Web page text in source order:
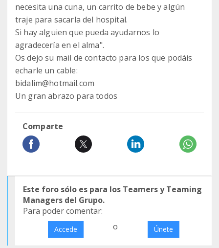
necesita una cuna, un carrito de bebe y algún
traje para sacarla del hospital.
Si hay alguien que pueda ayudarnos lo
agradecería en el alma".
Os dejo su mail de contacto para los que podáis
echarle un cable:
bidalim@hotmail.com
Un gran abrazo para todos
Comparte
Este foro sólo es para los Teamers y Teaming
Managers del Grupo.
Para poder comentar:
Accede o Únete